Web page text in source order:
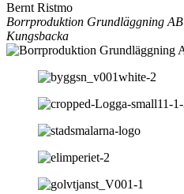
Bernt Ristmo
Borrproduktion Grundläggning AB
Kungsbacka